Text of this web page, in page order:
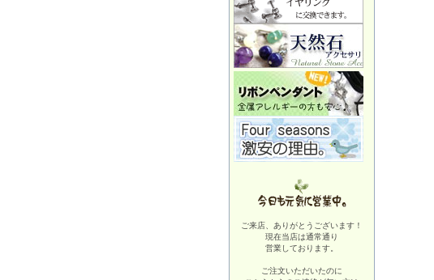
ご来店、ありがとうございます！
現在当店は通常通り
営業しております。
ご注文いただいたのに